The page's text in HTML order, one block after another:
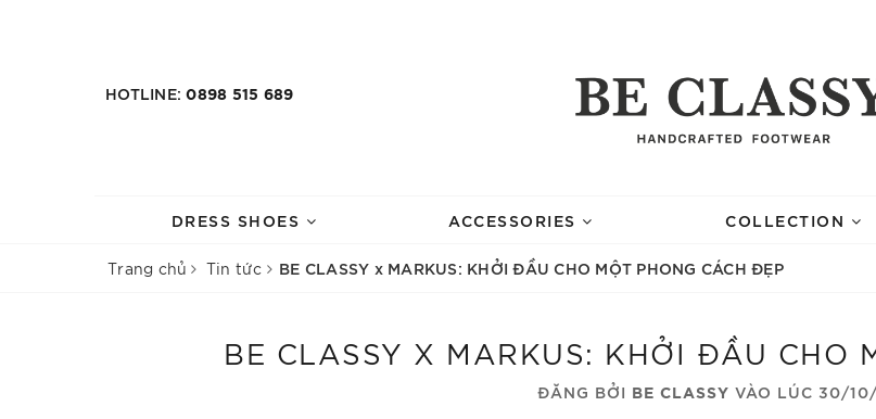
HOTLINE: 0898 515 689
DRESS SHOES ACCESSORIES COLLECTION
Trang chủ Tin tức BE CLASSY x MARKUS: KHỞI ĐẦU CHO MỘT PHONG CÁCH ĐẸP
BE CLASSY X MARKUS: KHỞI ĐẦU CHO
ĐĂNG BỞI BE CLASSY VÀO LÚC 30/